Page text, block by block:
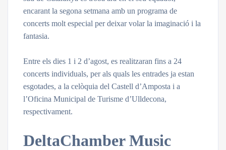
encarant la segona setmana amb un programa de
concerts molt especial per deixar volar la imaginació i la
fantasia.
Entre els dies 1 i 2 d’agost, es realitzaran fins a 24
concerts individuals, per als quals les entrades ja estan
esgotades, a la celòquia del Castell d’Amposta i a
l’Oficina Municipal de Turisme d’Ulldecona,
respectivament.
DeltaChamber Music